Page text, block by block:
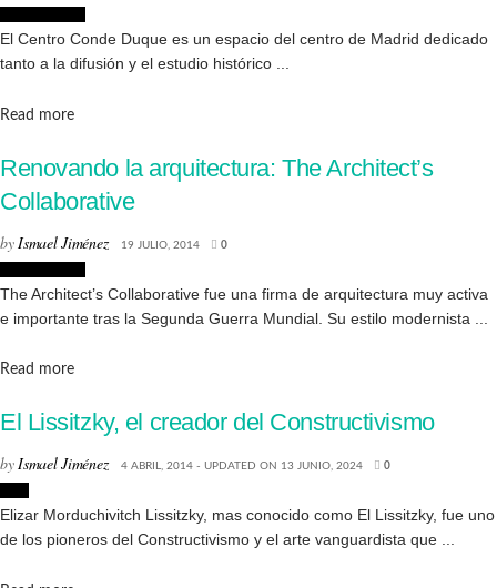
El Centro Conde Duque es un espacio del centro de Madrid dedicado
tanto a la difusión y el estudio histórico ...
Read moreDetails
Renovando la arquitectura: The Architect’s
Collaborative
by Ismael Jiménez 19 JULIO, 2014 0
The Architect’s Collaborative fue una firma de arquitectura muy activa
e importante tras la Segunda Guerra Mundial. Su estilo modernista ...
Read moreDetails
El Lissitzky, el creador del Constructivismo
byIsmael Jiménez 4 ABRIL, 2014 - UPDATED ON 13 JUNIO, 2024 0
Elizar Morduchivitch Lissitzky, mas conocido como El Lissitzky, fue uno
de los pioneros del Constructivismo y el arte vanguardista que ...